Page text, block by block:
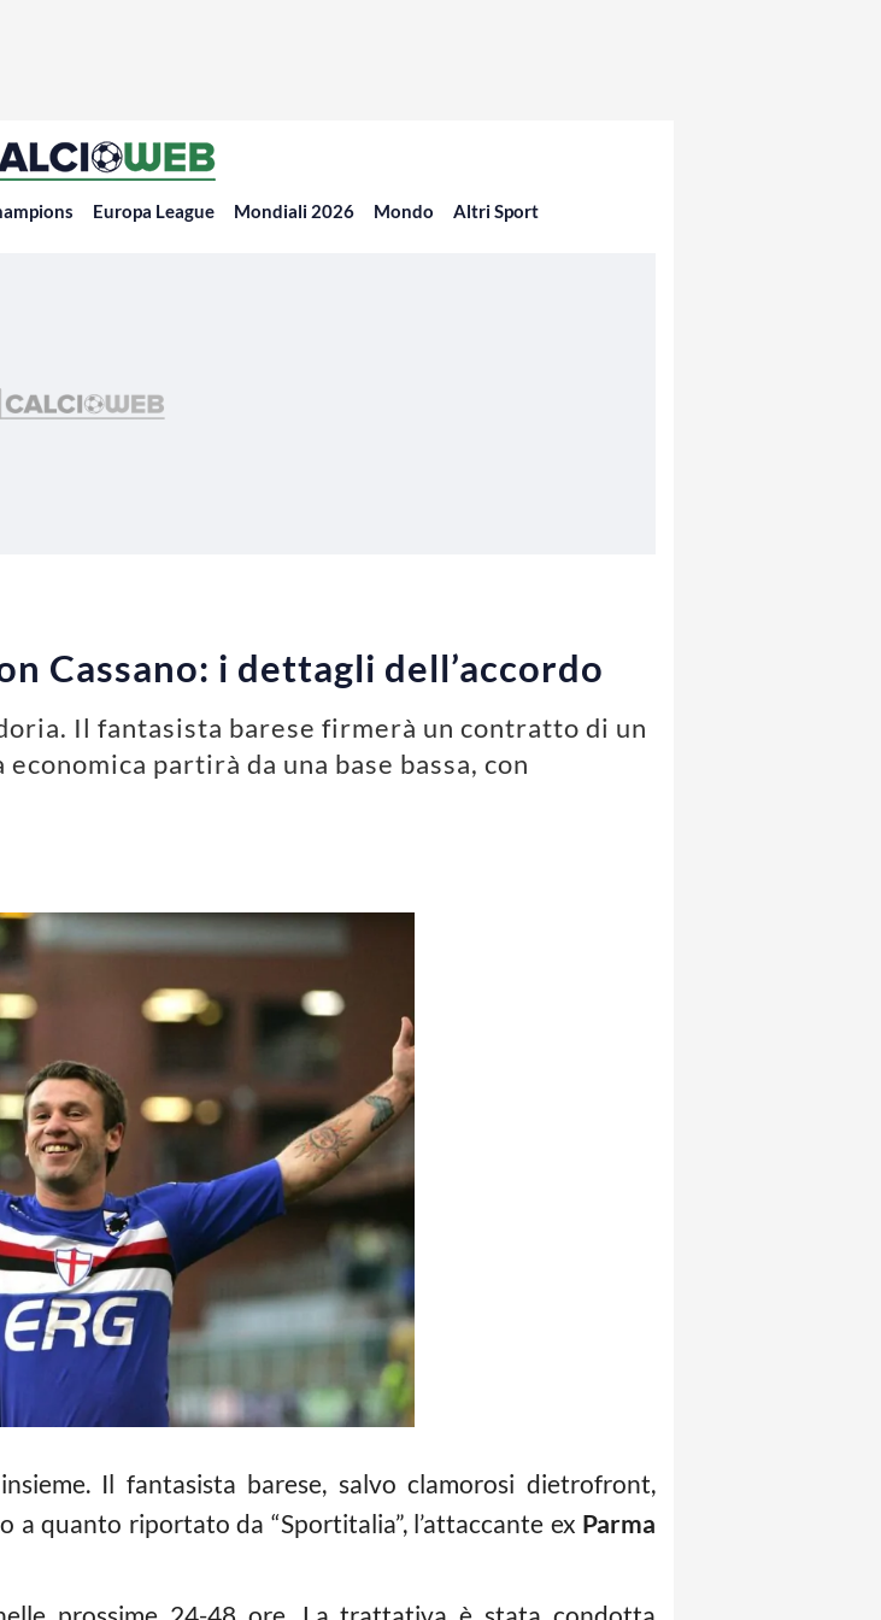
Europa League Mondiali 2026 Mondo Altri Sport
Cassano: i dettagli dell’accordo
Il fantasista barese firmerà un contratto di un
partirà da una base bassa, con
Il fantasista barese, salvo clamorosi dietrofront,
quanto riportato da “Sportitalia”, l’attaccante ex Parma